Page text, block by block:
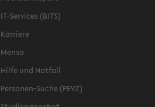
IT-Services (BITS)
Karriere
Mensa
Hilfe und Notfall
Personen-Suche (PEVZ)